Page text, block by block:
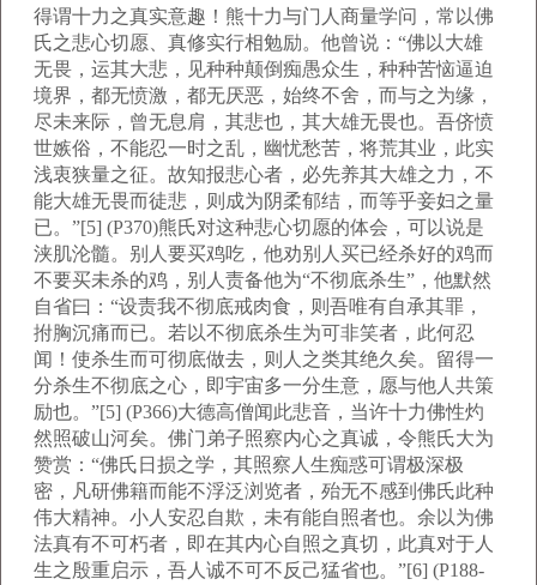
得谓十力之真实意趣！熊十力与门人商量学问，常以佛
氏之悲心切愿、真修实行相勉励。他曾说：“佛以大雄
无畏，运其大悲，见种种颠倒痴愚众生，种种苦恼逼迫
境界，都无愤激，都无厌恶，始终不舍，而与之为缘，
尽未来际，曾无息肩，其悲也，其大雄无畏也。吾侪愤
世嫉俗，不能忍一时之乱，幽忧愁苦，将荒其业，此实
浅衷狭量之征。故知报悲心者，必先养其大雄之力，不
能大雄无畏而徒悲，则成为阴柔郁结，而等乎妾妇之量
已。”[5] (P370)熊氏对这种悲心切愿的体会，可以说是
浃肌沦髓。别人要买鸡吃，他劝别人买已经杀好的鸡而
不要买未杀的鸡，别人责备他为“不彻底杀生”，他默然
自省曰：“设责我不彻底戒肉食，则吾唯有自承其罪，
拊胸沉痛而已。若以不彻底杀生为可非笑者，此何忍
闻！使杀生而可彻底做去，则人之类其绝久矣。留得一
分杀生不彻底之心，即宇宙多一分生意，愿与他人共策
励也。”[5] (P366)大德高僧闻此悲音，当许十力佛性灼
然照破山河矣。佛门弟子照察内心之真诚，令熊氏大为
赞赏：“佛氏日损之学，其照察人生痴惑可谓极深极
密，凡研佛籍而能不浮泛浏览者，殆无不感到佛氏此种
伟大精神。小人安忍自欺，未有能自照者也。余以为佛
法真有不可朽者，即在其内心自照之真切，此真对于人
生之殷重启示，吾人诚不可不反己猛省也。”[6] (P188-